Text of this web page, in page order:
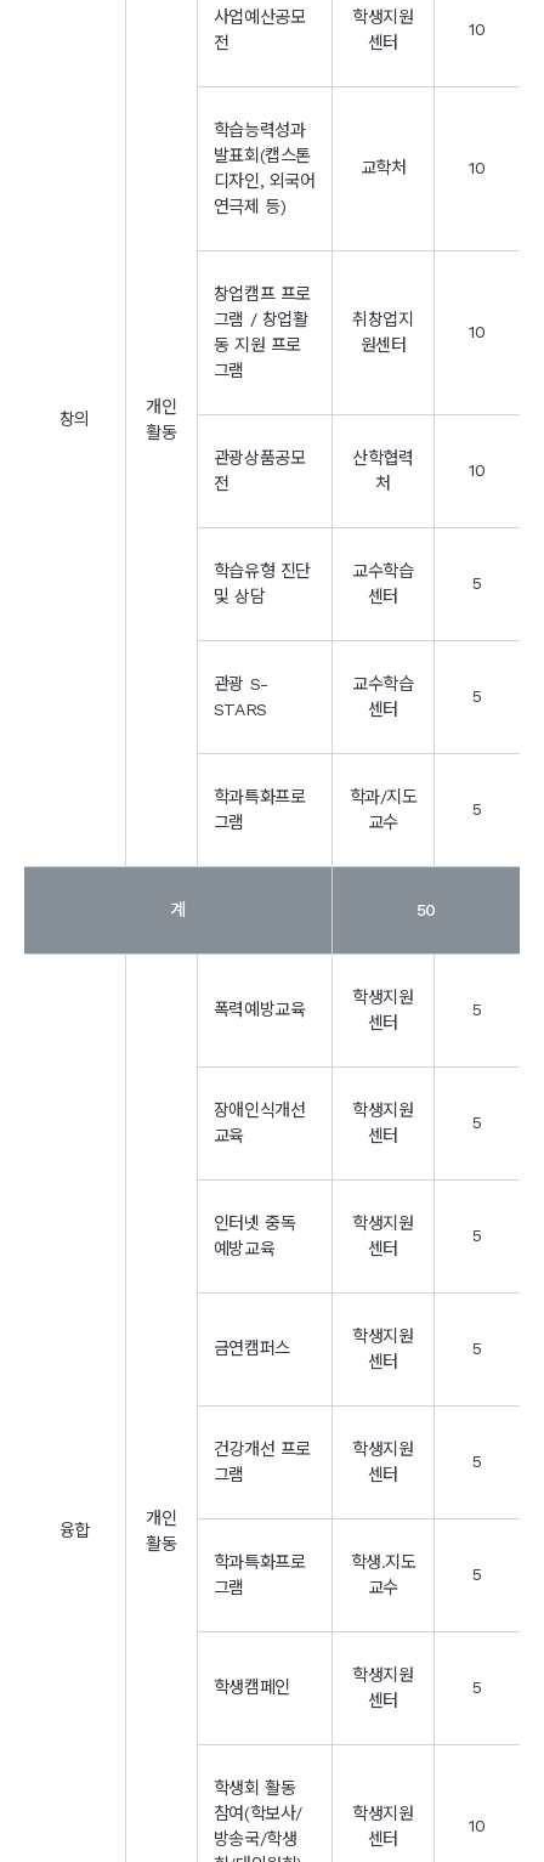
창의
개인
활동
사업예산공모
전
학생지원
센터
10
학습능력성과
발표회(캡스톤
디자인, 외국어
연극제 등)
교학처 10
창업캠프 프로
그램 / 창업활
동 지원 프로
그램
취창업지
원센터
10
관광상품공모
전
산학협력
처
10
학습유형 진단
및 상담
교수학습
센터
5
관광 S-
STARS
교수학습
센터
5
학과특화프로
그램
학과/지도
교수
5
계 50
융합
개인
활동
폭력예방교육
학생지원
센터
5
장애인식개선
교육
학생지원
센터
5
인터넷 중독
예방교육
학생지원
센터
5
금연캠퍼스
학생지원
센터
5
건강개선 프로
그램
학생지원
센터
5
학과특화프로
그램
학생.지도
교수
5
학생캠페인
학생지원
센터
5
학생회 활동
참여(학보사/
방송국/학생
학생지원
센터
10